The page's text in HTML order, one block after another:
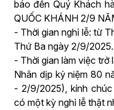
Tin Tức
Liên
Hệ
báo đến Quý Khách
QUỐC KHÁNH 2/9
- Thời gian nghỉ lễ: từ
Thứ Ba ngày 2/9/2025.
- Thời gian làm việc
Nhân dịp kỷ niệm 80
- 2/9/2025), kính
có một kỳ nghỉ lễ thật